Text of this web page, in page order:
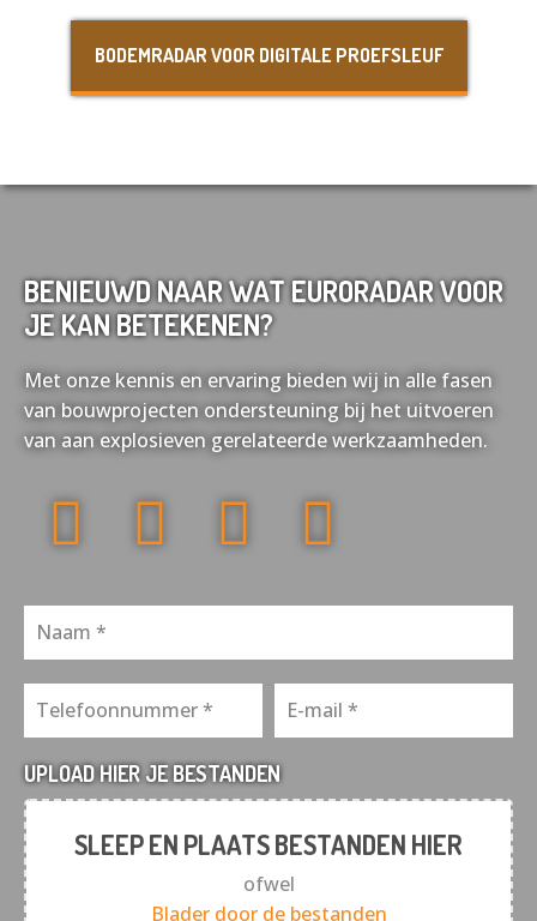
BODEMRADAR VOOR DIGITALE PROEFSLEUF
BENIEUWD NAAR WAT EURORADAR VOOR
JE KAN BETEKENEN?
Met onze kennis en ervaring bieden wij in alle fasen
van bouwprojecten ondersteuning bij het uitvoeren
van aan explosieven gerelateerde werkzaamheden.
UPLOAD HIER JE BESTANDEN
SLEEP EN PLAATS BESTANDEN HIER
ofwel
Blader door de bestanden